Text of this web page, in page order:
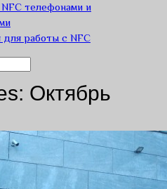
телефонами и
работы с NFC
Октябрь